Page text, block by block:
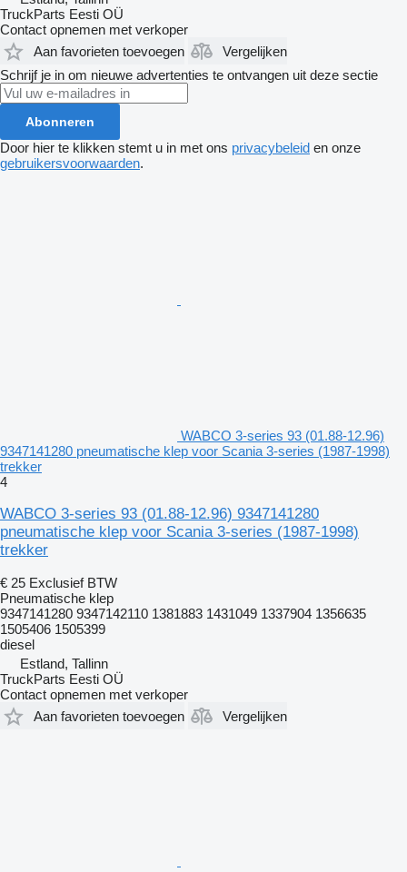
TruckParts Eesti OÜ
Contact opnemen met verkoper
Aan favorieten toevoegen
Vergelijken
Schrijf je in om nieuwe advertenties te ontvangen uit deze sectie
Abonneren
Door hier te klikken stemt u in met ons privacybeleid en onze
gebruikersvoorwaarden.
WABCO 3-series 93 (01.88-12.96)
9347141280 pneumatische klep voor Scania 3-series (1987-1998)
trekker
4
WABCO 3-series 93 (01.88-12.96) 9347141280
pneumatische klep voor Scania 3-series (1987-1998)
trekker
€ 25 Exclusief BTW
Pneumatische klep
9347141280 9347142110 1381883 1431049 1337904 1356635
1505406 1505399
diesel
Estland, Tallinn
TruckParts Eesti OÜ
Contact opnemen met verkoper
Aan favorieten toevoegen
Vergelijken